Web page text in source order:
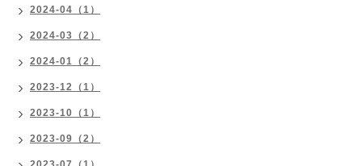
2024-04（1）
2024-03（2）
2024-01（2）
2023-12（1）
2023-10（1）
2023-09（2）